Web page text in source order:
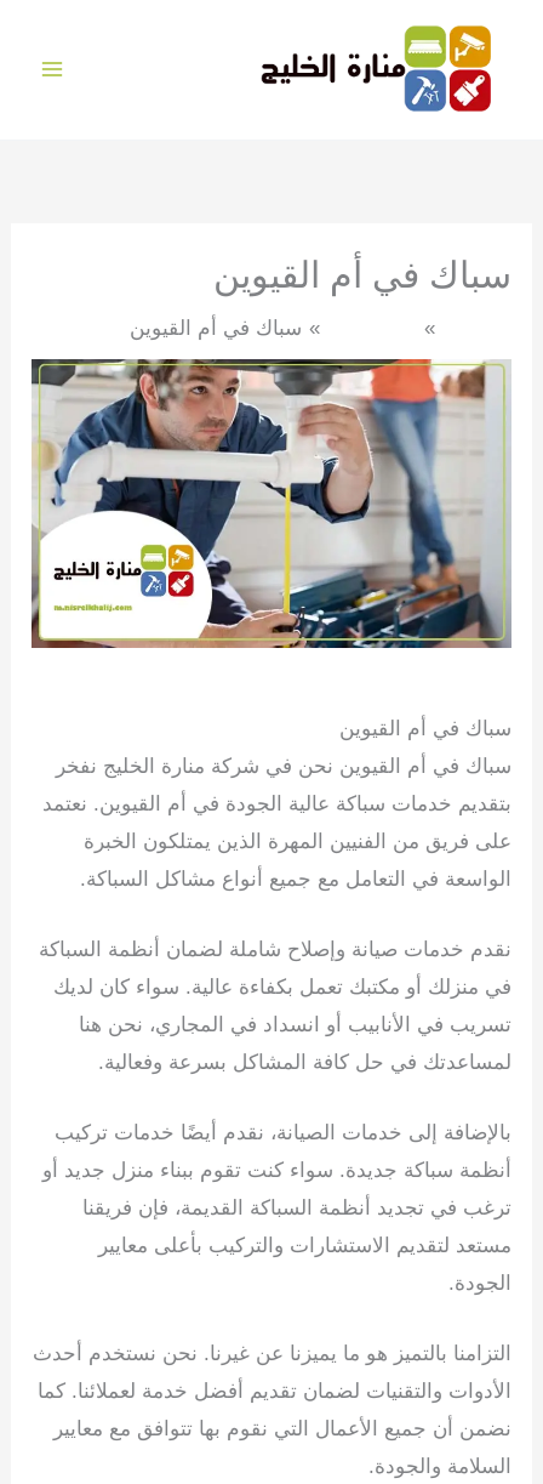
المحتوى
سباك في أم القيوين
سباك في أم القيوين
سباك في أم القيوين
سباك في أم القيوين نحن في شركة منارة الخليج نفخر
بتقديم خدمات سباكة عالية الجودة في أم القيوين. نعتمد
على فريق من الفنيين المهرة الذين يمتلكون الخبرة
الواسعة في التعامل مع جميع أنواع مشاكل السباكة.
نقدم خدمات صيانة وإصلاح شاملة لضمان أنظمة السباكة
في منزلك أو مكتبك تعمل بكفاءة عالية. سواء كان لديك
تسريب في الأنابيب أو انسداد في المجاري، نحن هنا
لمساعدتك في حل كافة المشاكل بسرعة وفعالية.
بالإضافة إلى خدمات الصيانة، نقدم أيضًا خدمات تركيب
أنظمة سباكة جديدة. سواء كنت تقوم ببناء منزل جديد أو
ترغب في تجديد أنظمة السباكة القديمة، فإن فريقنا
مستعد لتقديم الاستشارات والتركيب بأعلى معايير
الجودة.
التزامنا بالتميز هو ما يميزنا عن غيرنا. نحن نستخدم أحدث
الأدوات والتقنيات لضمان تقديم أفضل خدمة لعملائنا. كما
نضمن أن جميع الأعمال التي نقوم بها تتوافق مع معايير
السلامة والجودة.